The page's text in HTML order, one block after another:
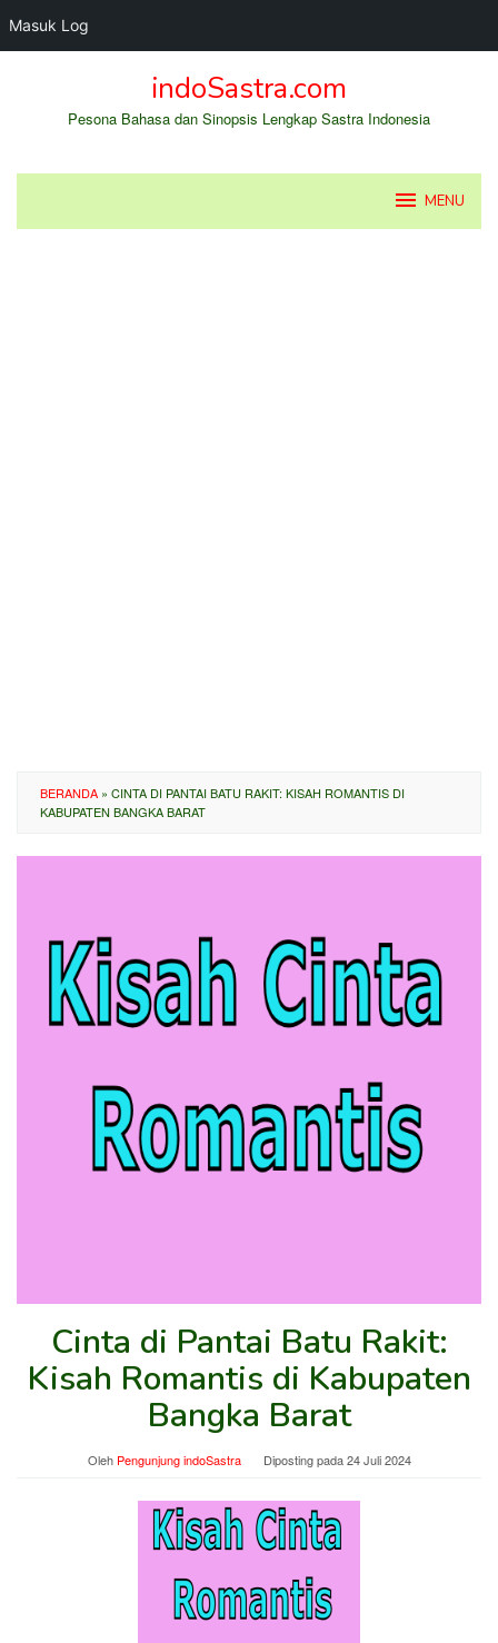
Masuk Log
indoSastra.com
Pesona Bahasa dan Sinopsis Lengkap Sastra Indonesia
MENU
BERANDA » CINTA DI PANTAI BATU RAKIT: KISAH ROMANTIS DI
KABUPATEN BANGKA BARAT
Cinta di Pantai Batu Rakit:
Kisah Romantis di Kabupaten
Bangka Barat
Oleh Pengunjung indoSastra Diposting pada24 Juli 2024